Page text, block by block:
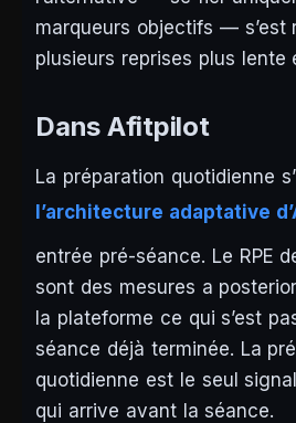
marqueurs objectifs — s’est
plusieurs reprises plus lente
Dans Afitpilot
La préparation quotidienne
l’architecture adaptative
entrée pré-séance. Le RPE
sont des mesures a
la plateforme ce qui s’est
séance déjà terminée. La
quotidienne est le seul
qui arrive avant la séance.